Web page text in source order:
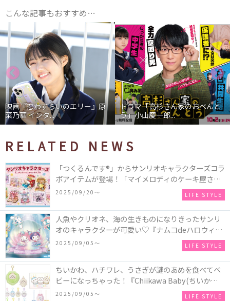
こんな記事もおすすめ…
映画『恋わずらいのエリー』原
菜乃華 インタ...
ドラマ「高杉さん家のおべんと
う」小山慶一郎...
RELATED NEWS
「つくるんです®」からサンリオキャラクターズコラ
ボアイテムが登場！「マイメロディのケーキ屋さ
ん」などミニチュアハウス8種類と、「シナモロール
のメリーゴーランド」などオルゴールで動く仕掛け
付きのウッドパズル2種類♪
2025/09/20〜 LIFE STYLE
人魚やクリオネ、海の生きものになりきったサンリ
オのキャラクターが可愛い♡『ナムコdeハロウィン
2025～マーメイドファンタジー～』全国のアミュー
ズメント施設「ナムコ」「ナムコオンラインクレー
ン」で開催！
2025/09/05〜 LIFE STYLE
ちいかわ、ハチワレ、うさぎが謎のあめを食べてベ
ビーになっちゃった！『Chiikawa Baby(ちいかわベ
ビー)』の催事を全国14か所で開催！
2025/09/05〜 LIFE STYLE